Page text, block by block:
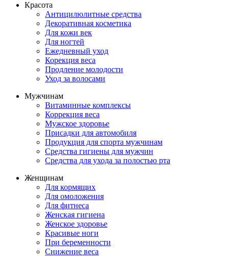
Красота
Антицилюлитные средства
Декоративная косметика
Для кожи век
Для ногтей
Ежедневный уход
Корекция веса
Продление молодости
Уход за волосами
Мужчинам
Витаминные комплексы
Коррекция веса
Мужское здоровье
Присадки для автомобиля
Продукция для спорта мужчинам
Средства гигиены для мужчин
Средства для ухода за полостью рта
Женщинам
Для кормящих
Для омоложения
Для фитнеса
Женская гигиена
Женское здоровье
Красивые ноги
При беременности
Снижение веса